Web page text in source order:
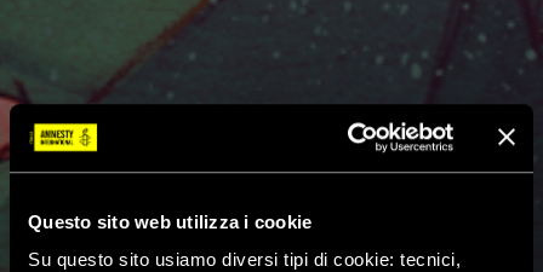
Questo sito web utilizza i cookie
Su questo sito usiamo diversi tipi di cookie: tecnici,